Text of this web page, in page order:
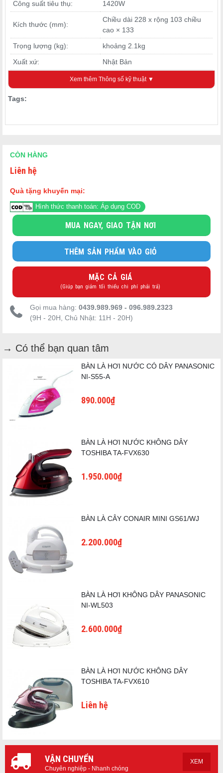
Công suất tiêu thụ: 1420W
Kích thước (mm):
Chiều dài 228 x rộng 103 chiều
cao × 133
Trọng lượng (kg):
khoảng 2.1kg
Xuất xứ:
Nhật Bản
Xem thêm Thông số kỹ thuật ▼
Tags:
CÒN HÀNG
Liên hệ
Quà tặng khuyến mại:
Hình thức thanh toán: Áp dụng COD
MUA NGAY, GIAO TẬN NƠI
THÊM SẢN PHẨM VÀO GIỎ
MẶC CẢ GIÁ
(Giúp bạn giảm tối thiểu chi phí phải trả)
Gọi mua hàng: 0439.989.969 - 096.989.2323
(9H - 20H, Chủ Nhật: 11H - 20H)
→ Có thể bạn quan tâm
BÀN LÀ HƠI NƯỚC CÓ DÂY PANASONIC
NI-S55-A
890.000₫
BÀN LÀ HƠI NƯỚC KHÔNG DÂY
TOSHIBA TA-FVX630
1.950.000₫
BÀN LÀ CÂY CONAIR MINI GS61/WJ
2.200.000₫
BÀN LÀ HƠI KHÔNG DÂY PANASONIC
NI-WL503
2.600.000₫
BÀN LÀ HƠI NƯỚC KHÔNG DÂY
TOSHIBA TA-FVX610
Liên hệ
VẬN CHUYỂN
Chuyên nghiệp - Nhanh chóng
XEM